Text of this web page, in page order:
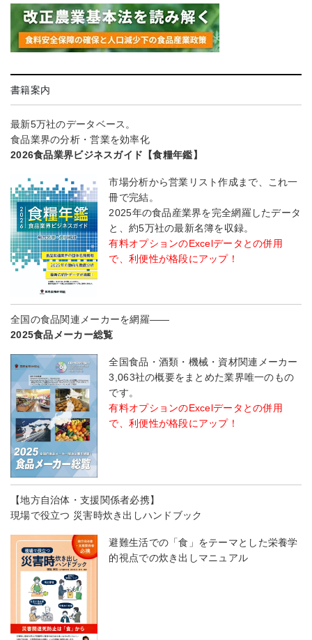
書籍案内
最新5万社のデータベース。
食品業界の分析・営業を効率化
2026食品業界ビジネスガイド【食糧年鑑】
市場分析から営業リスト作成まで、これ一
冊で完結。
2025年の食品産業界を完全網羅したデータ
と、約5万社の最新名簿を収録。
有料オプションのExcelデータとの併用
で、利便性が格段にアップ！
全国の食品関連メーカーを網羅――
2025食品メーカー総覧
全国食品・酒類・機械・資材関連メーカー
3,063社の概要をまとめた業界唯一のもの
です。
有料オプションのExcelデータとの併用
で、利便性が格段にアップ！
【地方自治体・支援関係者必携】
現場で役立つ 災害時炊き出しハンドブック
避難生活での「食」をテーマとした栄養学
的視点での炊き出しマニュアル